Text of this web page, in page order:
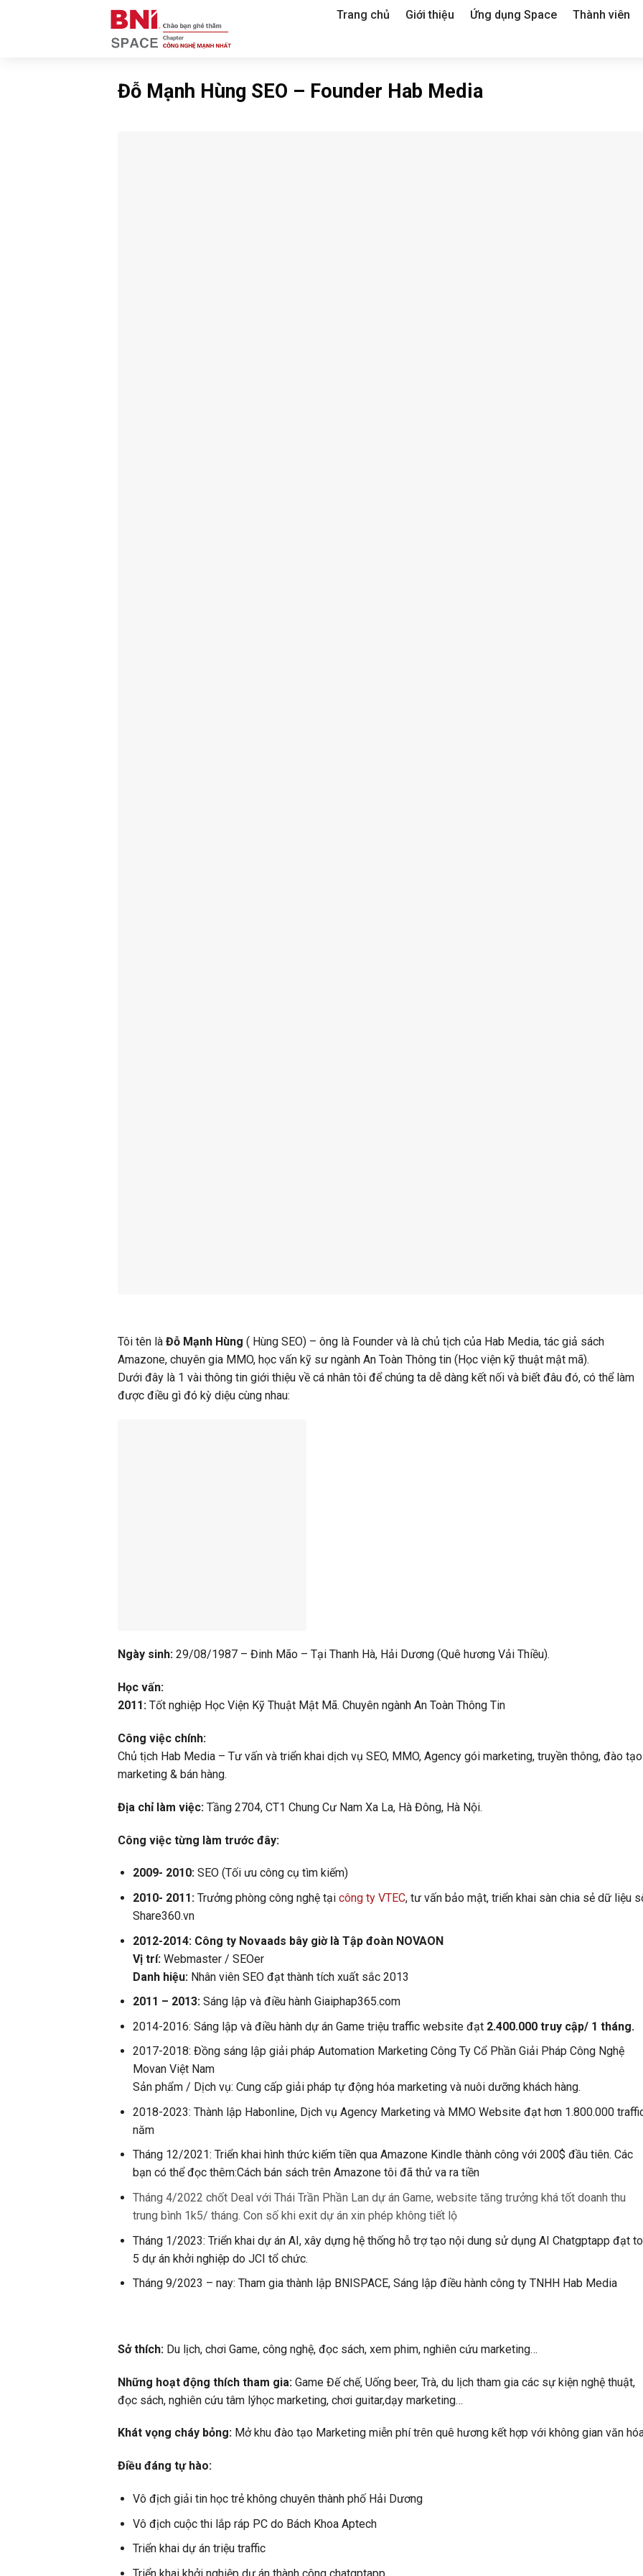
Trang chủ Giới thiệu Ứng dụng Space Thành viên
Đỗ Mạnh Hùng SEO – Founder Hab Media
Tôi tên làĐỗ Mạnh Hùng ( Hùng SEO) – ông là Founder và là chủ tịch của Hab Media, tác giả sách
Amazone, chuyên gia MMO, học vấn kỹ sư ngành An Toàn Thông tin (Học viện kỹ thuật mật mã).
Dưới đây là 1 vài thông tin giới thiệu về cá nhân tôi để chúng ta dễ dàng kết nối và biết đâu đó, có thể làm
được điều gì đó kỳ diệu cùng nhau:
Ngày sinh: 29/08/1987 – Đinh Mão – Tại Thanh Hà, Hải Dương (Quê hương Vải Thiều).
Học vấn:
2011: Tốt nghiệp Học Viện Kỹ Thuật Mật Mã. Chuyên ngành An Toàn Thông Tin
Công việc chính:
Chủ tịch Hab Media – Tư vấn và triển khai dịch vụ SEO, MMO, Agency gói marketing, truyền thông, đào tạo
marketing & bán hàng.
Địa chỉ làm việc: Tầng 2704, CT1 Chung Cư Nam Xa La, Hà Đông, Hà Nội.
Công việc từng làm trước đây:
2009- 2010: SEO (Tối ưu công cụ tìm kiếm)
2010- 2011: Trưởng phòng công nghệ tạicông ty VTEC, tư vấn bảo mật, triển khai sàn chia sẻ dữ liệu
Share360.vn
2012-2014: Công ty Novaads bây giờ là Tập đoàn NOVAON
Vị trí: Webmaster / SEOer
Danh hiệu: Nhân viên SEO đạt thành tích xuất sắc 2013
2011 – 2013: Sáng lập và điều hành Giaiphap365.com
2014-2016: Sáng lập và điều hành dự án Game triệu traffic website đạt 2.400.000 truy cập/ 1 tháng.
2017-2018: Đồng sáng lập giải pháp Automation Marketing Công Ty Cổ Phần Giải Pháp Công Nghệ
Movan Việt Nam
Sản phẩm / Dịch vụ: Cung cấp giải pháp tự động hóa marketing và nuôi dưỡng khách hàng.
2018-2023: Thành lập Habonline, Dịch vụ Agency Marketing và MMO Website đạt hơn 1.800.000
năm
Tháng 12/2021: Triển khai hình thức kiếm tiền qua Amazone Kindle thành công với 200$ đầu tiên. Các
bạn có thể đọc thêm:Cách bán sách trên Amazone tôi đã thử va ra tiền
Tháng 4/2022 chốt Deal với Thái Trần Phần Lan dự án Game, website tăng trưởng khá tốt doanh thu
trung bình 1k5/ tháng. Con số khi exit dự án xin phép không tiết lộ
Tháng 1/2023: Triển khai dự án AI, xây dựng hệ thống hỗ trợ tạo nội dung sử dụng AI Chatgptapp đạt
5 dự án khởi nghiệp do JCI tổ chức.
Tháng 9/2023 – nay: Tham gia thành lập BNISPACE, Sáng lập điều hành công ty TNHH Hab Media
Sở thích: Du lịch, chơi Game, công nghệ, đọc sách, xem phim, nghiên cứu marketing…
Những hoạt động thích tham gia: Game Đế chế, Uống beer, Trà, du lịch tham gia các sự kiện nghệ thuật,
đọc sách, nghiên cứu tâm lýhọc marketing, chơi guitar,dạy marketing…
Khát vọng cháy bỏng: Mở khu đào tạo Marketing miễn phí trên quê hương kết hợp với không gian văn
Điều đáng tự hào:
Vô địch giải tin học trẻ không chuyên thành phố Hải Dương
Vô địch cuộc thi lắp ráp PC do Bách Khoa Aptech
Triển khai dự án triệu traffic